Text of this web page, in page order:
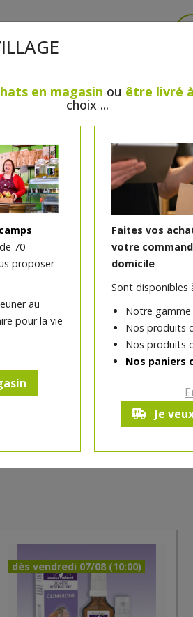
/ PÂTISSERIE SANS
HUILES ESSENTIELLES
en magasin ou être livré
choix ...
70
proposer
au
pour la vie
Faites vos
votre
domicile
Sont disponibles
Notre gamme
Nos produits
Nos produits
Nos paniers
Je
dès vendredi 07/08 (10:00)